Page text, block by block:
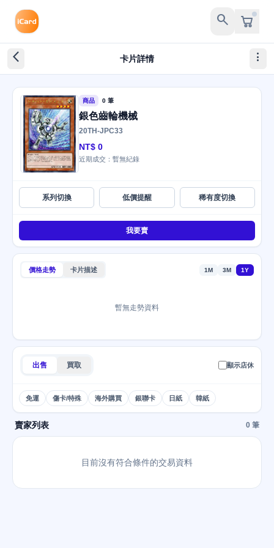
search
arrow_back_ios_new 卡片詳情 more_vert
商品 0 筆
銀色齒輪機械
20TH-JPC33
NT$ 0
近期成交：暫無紀錄
系列切換 低價提醒 稀有度切換
我要賣
價格走勢 卡片描述 1M 3M 1Y
暫無走勢資料
出售 買取 顯示店休
免運 傷卡/特殊 海外購買 銀聯卡 日紙 韓紙
賣家列表 0 筆
目前沒有符合條件的交易資料